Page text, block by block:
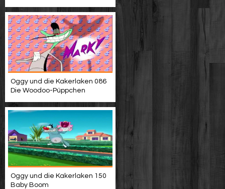
Oggy und die Kakerlaken 086
Die Woodoo-Püppchen
Oggy und die Kakerlaken 150
Baby Boom